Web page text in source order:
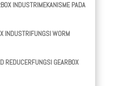
MEKANISME PADA
FUNGSI WORM
FUNGSI GEARBOX